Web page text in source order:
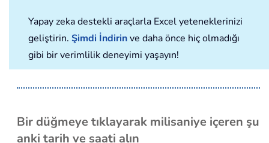
Yapay zeka destekli araçlarla Excel yeteneklerinizi
geliştirin. Şimdi İndirinve daha önce hiç olmadığı
gibi bir verimlilik deneyimi yaşayın!
Bir düğmeye tıklayarak milisaniye içeren şu
anki tarih ve saati alın